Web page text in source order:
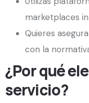
marketplaces
Quieres
con la
¿Por qué
servicio?